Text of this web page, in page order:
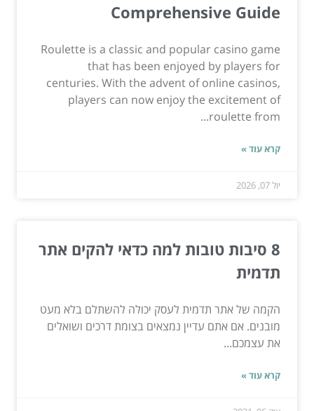
Comprehensive Guide
Roulette is a classic and popular casino game
that has been enjoyed by players for
centuries. With the advent of online casinos,
players can now enjoy the excitement of
roulette from...
קרא עוד »
יול 07, 2026
8 סיבות טובות למה כדאי להקים אתר
תדמית
הקמה של אתר תדמית לעסק יכולה להשתלם בלא מעט
מובנים. אם אתם עדיין נמצאים בצומת דרכים ושואלים
את עצמכם...
קרא עוד »